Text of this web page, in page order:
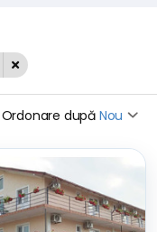
Ordonare după Nou